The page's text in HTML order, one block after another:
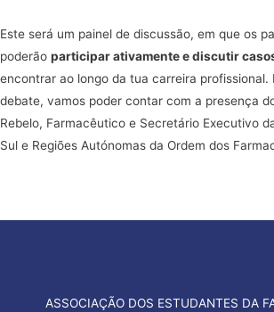
Este será um painel de discussão, em que os
poderão participar ativamente e discutir
encontrar ao longo da tua carreira profissional.
debate, vamos poder contar com a presença
Rebelo, Farmacêutico e Secretário Executivo
Sul e Regiões Autónomas da Ordem dos
ASSOCIAÇÃO DOS ESTUDANTES DA